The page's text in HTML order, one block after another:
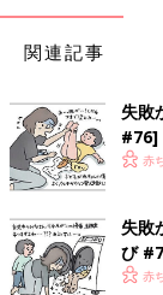
ツイッターはこち
前
［父親目
クイズ
関連記事
失敗
#76]
赤
失敗
び
赤